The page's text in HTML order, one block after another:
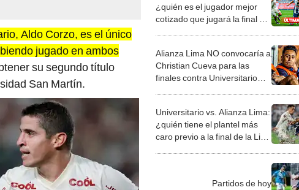
Aldo Corzo, es el único
jugado en ambos
su segundo título
San Martín.
¿quién es el jugador mejor
cotizado que jugará la final de
Alianza Lima NO convocaría a
Christian Cueva para las
finales contra Universitario
Universitario vs. Alianza Lima:
¿quién tiene el plantel más
caro previo a la final de la Liga
Partidos de hoy